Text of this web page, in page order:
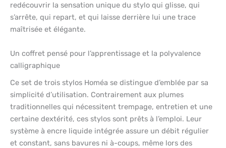
redécouvrir la sensation unique du stylo qui glisse, qui
s’arrête, qui repart, et qui laisse derrière lui une trace
maîtrisée et élégante.
Un coffret pensé pour l’apprentissage et la polyvalence
calligraphique
Ce set de trois stylos Homéa se distingue d’emblée par sa
simplicité d’utilisation. Contrairement aux plumes
traditionnelles qui nécessitent trempage, entretien et une
certaine dextérité, ces stylos sont prêts à l’emploi. Leur
système à encre liquide intégrée assure un débit régulier
et constant, sans bavures ni à-coups, même lors des